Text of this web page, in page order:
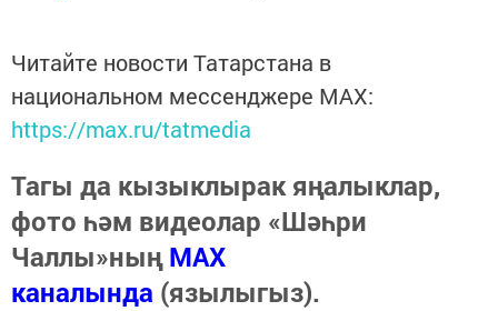
Читайте новости Татарстана в
национальном мессенджере MАХ:
https://max.ru/tatmedia
Тагы да кызыклырак яңалыклар,
фото һәм видеолар «Шәһри
Чаллы»ныңMAX
каналында (язылыгыз).